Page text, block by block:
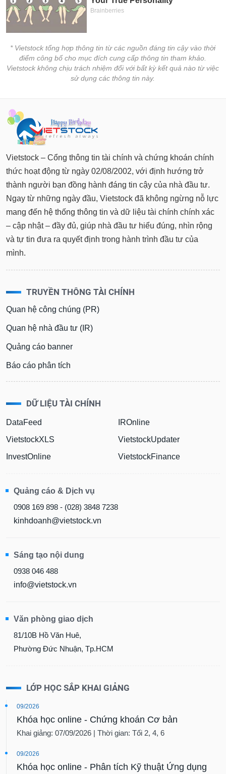
* Vietstock tổng hợp thông tin từ các nguồn đáng tin cậy vào thời
điểm công bố cho mục đích cung cấp thông tin tham khảo.
Vietstock không chịu trách nhiệm đối với bất kỳ kết quả nào từ việc
sử dụng các thông tin này.
Vietstock – Cổng thông tin tài chính và chứng khoán chính
thức hoạt động từ ngày 02/08/2002, với định hướng trở
thành người bạn đồng hành đáng tin cậy của nhà đầu tư.
Ngay từ những ngày đầu, Vietstock đã không ngừng nỗ lực
mang đến hệ thống thông tin và dữ liệu tài chính chính xác
– cập nhật – đầy đủ, giúp nhà đầu tư hiểu đúng, nhìn rộng
và tự tin đưa ra quyết định trong hành trình đầu tư của
mình.
TRUYỀN THÔNG TÀI CHÍNH
Quan hệ công chúng (PR)
Quan hệ nhà đầu tư (IR)
Quảng cáo banner
Báo cáo phân tích
DỮ LIỆU TÀI CHÍNH
DataFeed
VietstockXLS
InvestOnline
IROnline
VietstockUpdater
VietstockFinance
Quảng cáo & Dịch vụ
0908 169 898 - (028) 3848 7238
kinhdoanh@vietstock.vn
Sáng tạo nội dung
0938 046 488
info@vietstock.vn
Văn phòng giao dịch
81/10B Hồ Văn Huê,
Phường Đức Nhuận, Tp.HCM
LỚP HỌC SẮP KHAI GIẢNG
09/2026
Khóa học online - Chứng khoán Cơ bản
Khai giảng: 07/09/2026 | Thời gian: Tối 2, 4, 6
09/2026
Khóa học online - Phân tích Kỹ thuật Ứng dụng